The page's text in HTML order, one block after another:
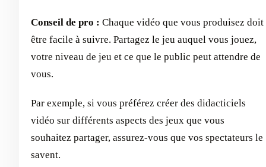
Conseil de pro : Chaque vidéo que vous produisez doit
être facile à suivre. Partagez le jeu auquel vous jouez,
votre niveau de jeu et ce que le public peut attendre de
vous.
Par exemple, si vous préférez créer des didacticiels
vidéo sur différents aspects des jeux que vous
souhaitez partager, assurez-vous que vos spectateurs le
savent.